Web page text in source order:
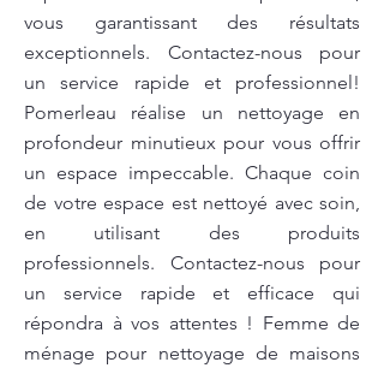
vous garantissant des résultats
exceptionnels. Contactez-nous pour
un service rapide et professionnel!
Pomerleau réalise un nettoyage en
profondeur minutieux pour vous offrir
un espace impeccable. Chaque coin
de votre espace est nettoyé avec soin,
en utilisant des produits
professionnels. Contactez-nous pour
un service rapide et efficace qui
répondra à vos attentes ! Femme de
ménage pour nettoyage de maisons